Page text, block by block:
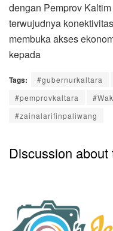
dengan Pemprov
terwujudnya
membuka akses
kepada
Tags: #gubernurkaltara
#pemprovkaltara
#zainalarifinpaliwang
Discussion about